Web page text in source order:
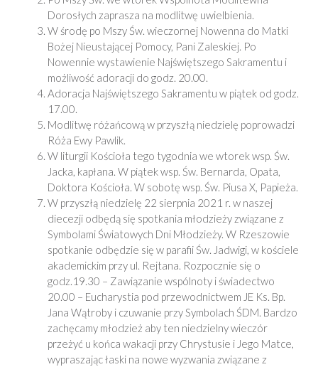
Dorosłych zaprasza na modlitwę uwielbienia.
W środę po Mszy Św. wieczornej Nowenna do Matki
Bożej Nieustającej Pomocy, Pani Zaleskiej. Po
Nowennie wystawienie Najświętszego Sakramentu i
możliwość adoracji do godz. 20.00.
Adoracja Najświętszego Sakramentu w piątek od godz.
17.00.
Modlitwę różańcową w przyszłą niedzielę poprowadzi
Róża Ewy Pawlik.
W liturgii Kościoła tego tygodnia we wtorek wsp. Św.
Jacka, kapłana. W piątek wsp. Św. Bernarda, Opata,
Doktora Kościoła. W sobotę wsp. Św. Piusa X, Papieża.
W przyszłą niedzielę 22 sierpnia 2021 r. w naszej
diecezji odbędą się spotkania młodzieży związane z
Symbolami Światowych Dni Młodzieży. W Rzeszowie
spotkanie odbędzie się w parafii Św. Jadwigi, w kościele
akademickim przy ul. Rejtana. Rozpocznie się o
godz.19.30 – Zawiązanie wspólnoty i świadectwo
20.00 – Eucharystia pod przewodnictwem JE Ks. Bp.
Jana Wątroby i czuwanie przy Symbolach ŚDM. Bardzo
zachęcamy młodzież aby ten niedzielny wieczór
przeżyć u końca wakacji przy Chrystusie i Jego Matce,
wypraszając łaski na nowe wyzwania związane z